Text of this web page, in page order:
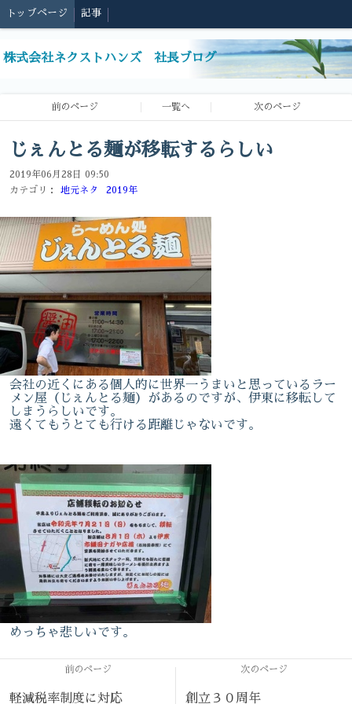
トップページ 記事
株式会社ネクストハンズ 社長ブログ
前のページ 一覧へ 次のページ
じぇんとる麺が移転するらしい
2019年06月28日 09:50
カテゴリ：
地元ネタ 2019年
会社の近くにある個人的に世界一うまいと思っているラー
メン屋（じぇんとる麺）があるのですが、伊東に移転して
しまうらしいです。
遠くてもうとても行ける距離じゃないです。
めっちゃ悲しいです。
前のページ
軽減税率制度に対応
次のページ
創立３０周年